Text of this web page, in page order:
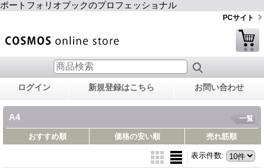
ポートフォリオブックのプロフェッショナル
PCサイト
ログイン 新規登録はこちら お問い合わせ
A4 一覧
おすすめ順 価格の安い順 売れ筋順
表示件数: